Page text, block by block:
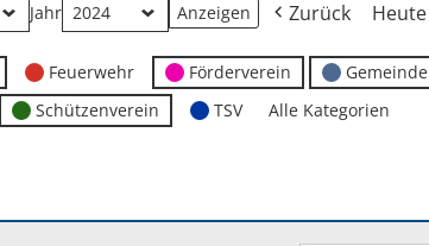
Jahr Zurück Heute
Feuerwehr Förderverein Gemeinde
Schützenverein TSV
Alle Kategorien